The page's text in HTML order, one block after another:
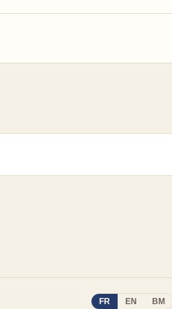
FR EN BM